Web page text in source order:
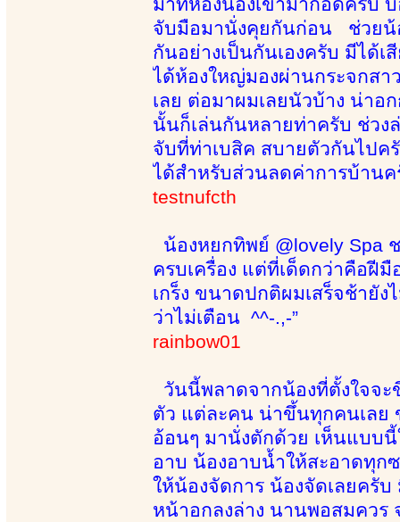
จับมือมานั่งคุยกันก่อน ช่วยน้
กันอย่างเป็นกันเองครับ มีได้
ได้ห้องใหญ่มองผ่านกระจกส
เลย ต่อมาผมเลยนัวบ้าง น่าอ
นั้นก็เล่นกันหลายท่าครับ ช่วง
จับที่ท่าเบสิค สบายตัวกันไป
ได้สำหรับส่วนลดค่าการบ้านค
testnufcth
น้องหยกทิพย์ @lovely Spa
ครบเครื่อง แต่ที่เด็ดกว่าคือฝีมื
เกร็ง ขนาดปกติผมเสร็จช้ายัง
ว่าไม่เตือน ^^-.,-”
rainbow01
วันนี้พลาดจากน้องที่ตั้งใจจะ
ตัว แต่ละคน น่าขึ้นทุกคนเลย
อ้อนๆ มานั่งตักด้วย เห็นแบบ
อาบ น้องอาบน้ำให้สะอาดทุก
ให้น้องจัดการ น้องจัดเลยครั
หน้าอกลงล่าง นานพอสมควร